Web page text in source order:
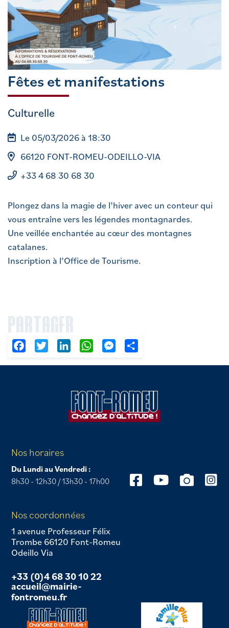
Fêtes et manifestations
Culturelle
Le 05/03/2026 à 18:30
66120 FONT-ROMEU-ODEILLO-VIA
+33 4 68 30 68 30
Plongez dans la magie de l’hiver avec un conteur qui
vous entraîne vers les légendes montagnardes.
Une veillée enchantée au cœur des montagnes
catalanes.
Inscription à l’Office de Tourisme.
PARTAGER
FacebookTwitter LinkedIn WhatsAppMessenger
Nos horaires
Du Lundi au Vendredi :
8h30 - 12h30 / 13h30 - 17h00
Nos coordonnées
1 avenue Professeur Félix
Trombe 66120 Font-Romeu
Odeillo Via
+33 (0)4 68 30 10 22
accueil@mairie-
fontromeu.fr